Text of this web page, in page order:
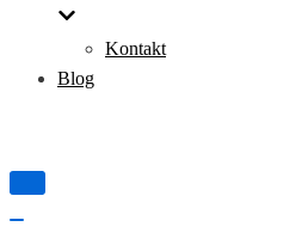
Kontakt
Blog
Tænd/sluk